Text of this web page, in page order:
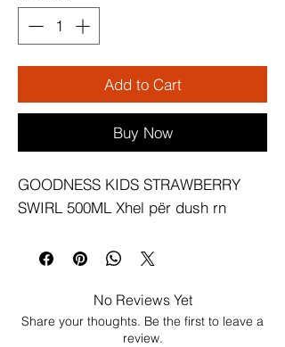
Add to Cart
Buy Now
GOODNESS KIDS STRAWBERRY
SWIRL 500ML Xhel për dush rn
No Reviews Yet
Share your thoughts. Be the first to leave a
review.